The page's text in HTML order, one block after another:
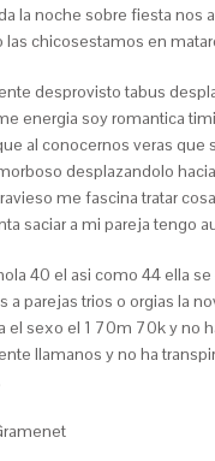
la noche sobre fiesta nos
las chicosestamos en
desprovisto tabus
energia soy romantica
al conocernos veras que
desplazandolo
me fascina tratar
saciar a mi pareja tengo
40 el asi­ como 44 ella
a parejas trios o orgias la
el sexo el 1 70m 70k y no
llamanos y no ha